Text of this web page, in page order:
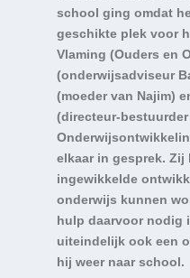
school ging omdat
geschikte plek voor
Vlaming (Ouders en
(onderwijsadviseur
(moeder van Najim)
(directeur-bestuurder
elkaar in gesprek. Zij
ingewikkelde
onderwijs kunnen
hulp daarvoor nodig
uiteindelijk ook een
hij weer naar school.